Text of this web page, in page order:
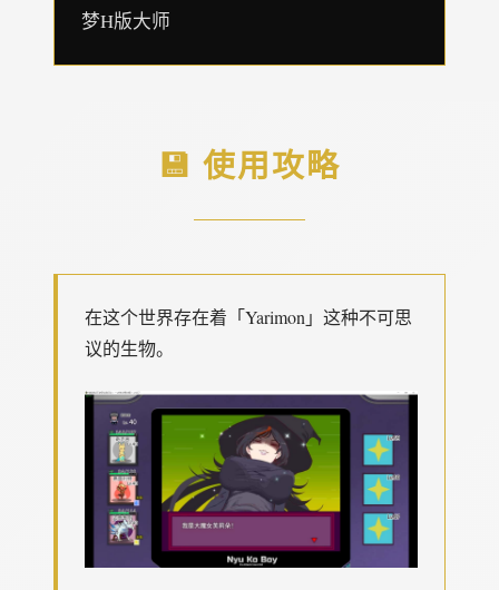
梦H版大师
💾 使用攻略
在这个世界存在着「Yarimon」这种不可思
议的生物。